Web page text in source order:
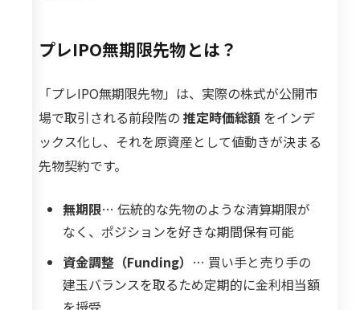
プレIPO無期限先物とは？
「プレIPO無期限先物」は、実際の株式が公開市
場で取引される前段階の 推定時価総額 をインデ
ックス化し、それを原資産として値動きが決まる
先物契約です。
無期限… 伝統的な先物のような清算期限が
なく、ポジションを好きな期間保有可能
資金調整（Funding） … 買い手と売り手の
建玉バランスを取るため定期的に金利相当額